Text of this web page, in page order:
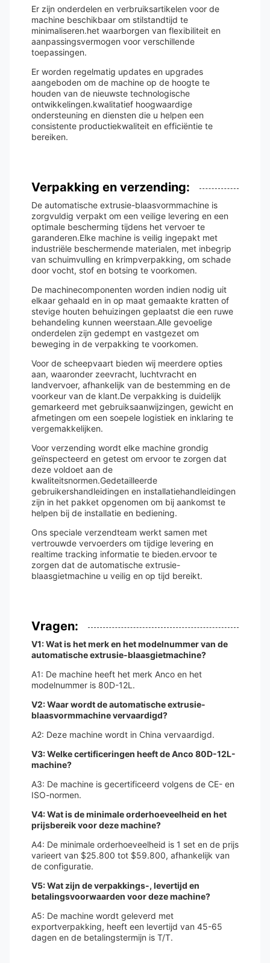
Er zijn onderdelen en verbruiksartikelen voor de
machine beschikbaar om stilstandtijd te
minimaliseren.het waarborgen van flexibiliteit en
aanpassingsvermogen voor verschillende
toepassingen.
Er worden regelmatig updates en upgrades
aangeboden om de machine op de hoogte te
houden van de nieuwste technologische
ontwikkelingen.kwalitatief hoogwaardige
ondersteuning en diensten die u helpen een
consistente productiekwaliteit en efficiëntie te
bereiken.
Verpakking en verzending:
De automatische extrusie-blaasvormmachine is
zorgvuldig verpakt om een veilige levering en een
optimale bescherming tijdens het vervoer te
garanderen.Elke machine is veilig ingepakt met
industriële beschermende materialen, met inbegrip
van schuimvulling en krimpverpakking, om schade
door vocht, stof en botsing te voorkomen.
De machinecomponenten worden indien nodig uit
elkaar gehaald en in op maat gemaakte kratten of
stevige houten behuizingen geplaatst die een ruwe
behandeling kunnen weerstaan.Alle gevoelige
onderdelen zijn gedempt en vastgezet om
beweging in de verpakking te voorkomen.
Voor de scheepvaart bieden wij meerdere opties
aan, waaronder zeevracht, luchtvracht en
landvervoer, afhankelijk van de bestemming en de
voorkeur van de klant.De verpakking is duidelijk
gemarkeerd met gebruiksaanwijzingen, gewicht en
afmetingen om een soepele logistiek en inklaring te
vergemakkelijken.
Voor verzending wordt elke machine grondig
geïnspecteerd en getest om ervoor te zorgen dat
deze voldoet aan de
kwaliteitsnormen.Gedetailleerde
gebruikershandleidingen en installatiehandleidingen
zijn in het pakket opgenomen om bij aankomst te
helpen bij de installatie en bediening.
Ons speciale verzendteam werkt samen met
vertrouwde vervoerders om tijdige levering en
realtime tracking informatie te bieden.ervoor te
zorgen dat de automatische extrusie-
blaasgietmachine u veilig en op tijd bereikt.
Vragen:
V1: Wat is het merk en het modelnummer van de
automatische extrusie-blaasgietmachine?
A1: De machine heeft het merk Anco en het
modelnummer is 80D-12L.
V2: Waar wordt de automatische extrusie-
blaasvormmachine vervaardigd?
A2: Deze machine wordt in China vervaardigd.
V3: Welke certificeringen heeft de Anco 80D-12L-
machine?
A3: De machine is gecertificeerd volgens de CE- en
ISO-normen.
V4: Wat is de minimale orderhoeveelheid en het
prijsbereik voor deze machine?
A4: De minimale orderhoeveelheid is 1 set en de prijs
varieert van $25.800 tot $59.800, afhankelijk van
de configuratie.
V5: Wat zijn de verpakkings-, levertijd en
betalingsvoorwaarden voor deze machine?
A5: De machine wordt geleverd met
exportverpakking, heeft een levertijd van 45-65
dagen en de betalingstermijn is T/T.